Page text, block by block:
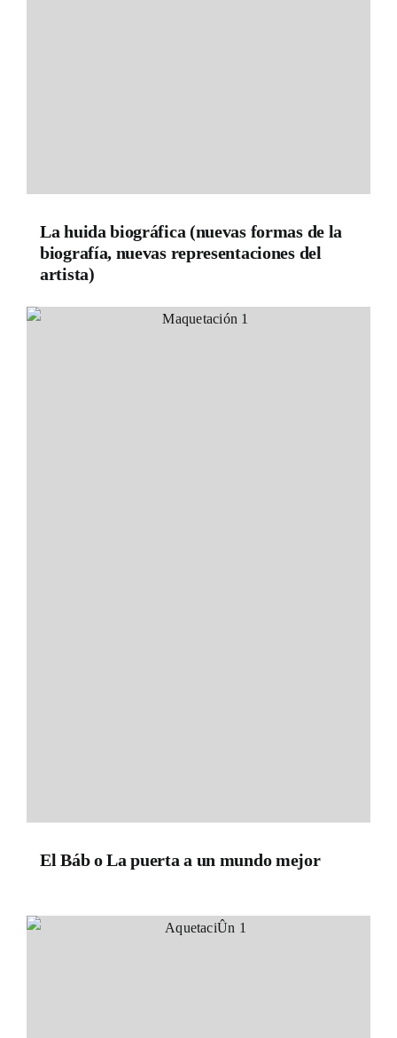
La huida biográfica (nuevas formas de la
biografía, nuevas representaciones del
artista)
El Báb o La puerta a un mundo mejor